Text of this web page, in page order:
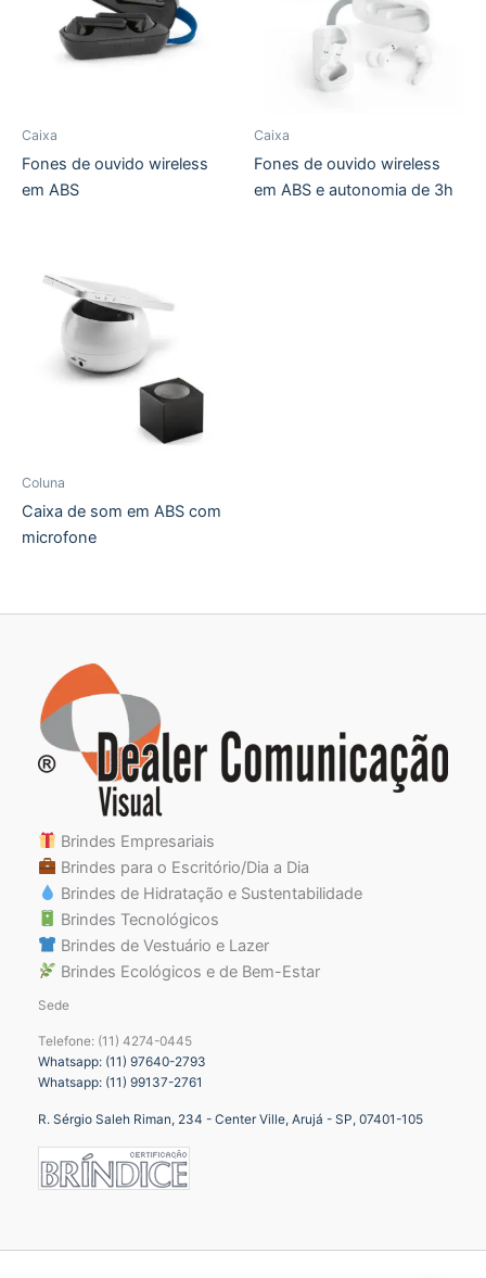
Caixa
Fones de ouvido wireless
em ABS
Caixa
Fones de ouvido wireless
em ABS e autonomia de 3h
Coluna
Caixa de som em ABS com
microfone
Brindes Empresariais
Brindes para o Escritório/Dia a Dia
Brindes de Hidratação e Sustentabilidade
Brindes Tecnológicos
Brindes de Vestuário e Lazer
Brindes Ecológicos e de Bem-Estar
Sede
Telefone: (11) 4274-0445
Whatsapp: (11) 97640-2793
Whatsapp: (11) 99137-2761
R. Sérgio Saleh Riman, 234 - Center Ville, Arujá - SP, 07401-105